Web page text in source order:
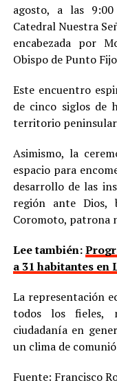
agosto, a las
Catedral Nuestra
encabezada por
Obispo de Punto
Este encuentro
de cinco siglos de
territorio
Asimismo, la
espacio para
desarrollo de las
región ante
Coromoto, patrona
Lee también:
a 31 habitantes en
La representación
todos los fieles,
ciudadanía en
un clima de
Fuente: Francisco